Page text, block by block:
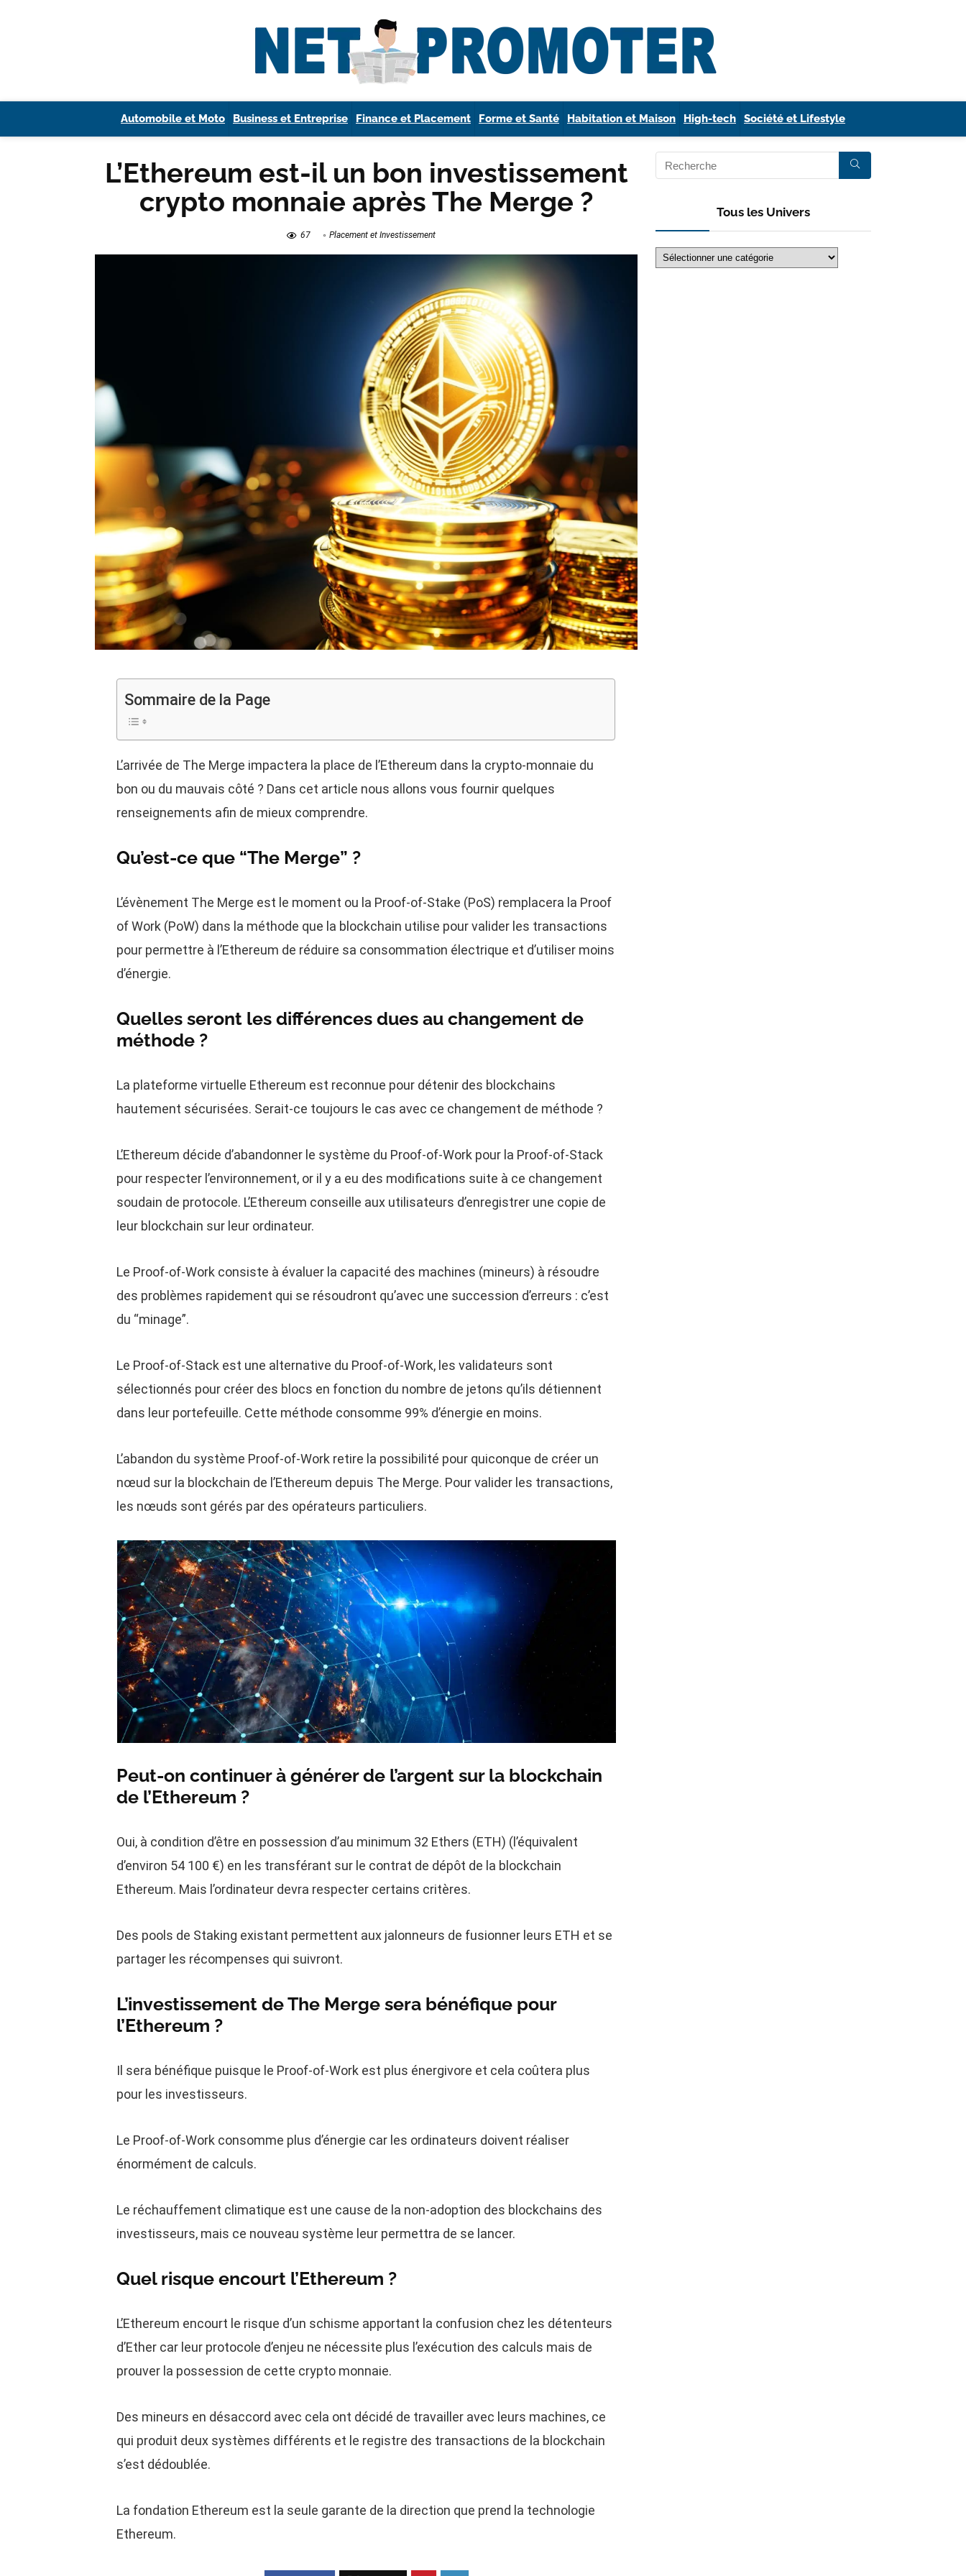
Automobile et Moto Business et Entreprise Finance et Placement Forme et Santé Habitation et Maison High-tech Société et Lifestyle
L’Ethereum est-il un bon investissement
crypto monnaie après The Merge ?
67 Placement et Investissement
Sommaire de la Page
L’arrivée de The Merge impactera la place de l’Ethereum dans la crypto-monnaie du
bon ou du mauvais côté ? Dans cet article nous allons vous fournir quelques
renseignements afin de mieux comprendre.
Qu’est-ce que “The Merge” ?
L’évènement The Merge est le moment ou la Proof-of-Stake (PoS) remplacera la Proof
of Work (PoW) dans la méthode que la blockchain utilise pour valider les transactions
pour permettre à l’Ethereum de réduire sa consommation électrique et d’utiliser moins
d’énergie.
Quelles seront les différences dues au changement de
méthode ?
La plateforme virtuelle Ethereum est reconnue pour détenir des blockchains
hautement sécurisées. Serait-ce toujours le cas avec ce changement de méthode ?
L’Ethereum décide d’abandonner le système du Proof-of-Work pour la Proof-of-Stack
pour respecter l’environnement, or il y a eu des modifications suite à ce changement
soudain de protocole. L’Ethereum conseille aux utilisateurs d’enregistrer une copie de
leur blockchain sur leur ordinateur.
Le Proof-of-Work consiste à évaluer la capacité des machines (mineurs) à résoudre
des problèmes rapidement qui se résoudront qu’avec une succession d’erreurs : c’est
du “minage”.
Le Proof-of-Stack est une alternative du Proof-of-Work, les validateurs sont
sélectionnés pour créer des blocs en fonction du nombre de jetons qu’ils détiennent
dans leur portefeuille. Cette méthode consomme 99% d’énergie en moins.
L’abandon du système Proof-of-Work retire la possibilité pour quiconque de créer un
nœud sur la blockchain de l’Ethereum depuis The Merge. Pour valider les transactions,
les nœuds sont gérés par des opérateurs particuliers.
Peut-on continuer à générer de l’argent sur la blockchain
de l’Ethereum ?
Oui, à condition d’être en possession d’au minimum 32 Ethers (ETH) (l’équivalent
d’environ 54 100 €) en les transférant sur le contrat de dépôt de la blockchain
Ethereum. Mais l’ordinateur devra respecter certains critères.
Des pools de Staking existant permettent aux jalonneurs de fusionner leurs ETH et se
partager les récompenses qui suivront.
L’investissement de The Merge sera bénéfique pour
l’Ethereum ?
Il sera bénéfique puisque le Proof-of-Work est plus énergivore et cela coûtera plus
pour les investisseurs.
Le Proof-of-Work consomme plus d’énergie car les ordinateurs doivent réaliser
énormément de calculs.
Le réchauffement climatique est une cause de la non-adoption des blockchains des
investisseurs, mais ce nouveau système leur permettra de se lancer.
Quel risque encourt l’Ethereum ?
L’Ethereum encourt le risque d’un schisme apportant la confusion chez les détenteurs
d’Ether car leur protocole d’enjeu ne nécessite plus l’exécution des calculs mais de
prouver la possession de cette crypto monnaie.
Des mineurs en désaccord avec cela ont décidé de travailler avec leurs machines, ce
qui produit deux systèmes différents et le registre des transactions de la blockchain
s’est dédoublée.
La fondation Ethereum est la seule garante de la direction que prend la technologie
Ethereum.
Tous les Univers
Tous
les